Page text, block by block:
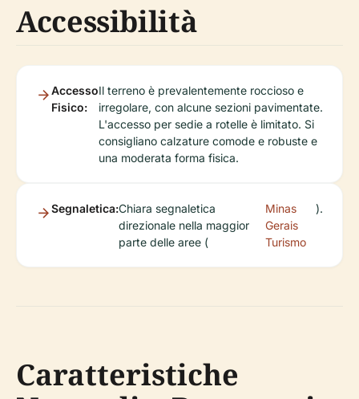
Accessibilità
Accesso
Fisico:
Il terreno è prevalentemente roccioso e
irregolare, con alcune sezioni pavimentate.
L'accesso per sedie a rotelle è limitato. Si
consigliano calzature comode e robuste e
una moderata forma fisica.
Segnaletica:Chiara segnaletica
direzionale nella maggior
parte delle aree (
Minas
Gerais
Turismo
).
Caratteristiche